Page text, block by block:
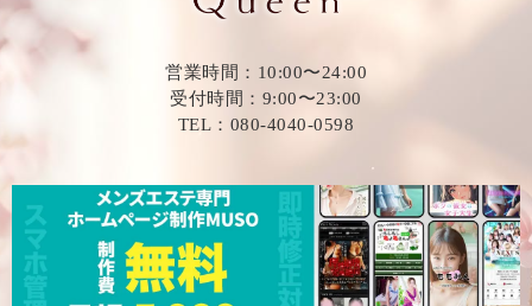
営業時間：10:00〜24:00
受付時間：9:00〜23:00
TEL：080-4040-0598